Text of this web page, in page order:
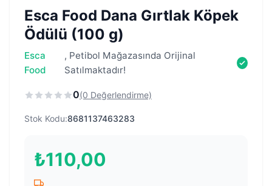
Esca Food Dana Gırtlak Köpek
Ödülü (100 g)
Esca
Food
, Petibol Mağazasında Orijinal
Satılmaktadır!
0(0 Değerlendirme)
Stok Kodu:8681137463283
₺110,00